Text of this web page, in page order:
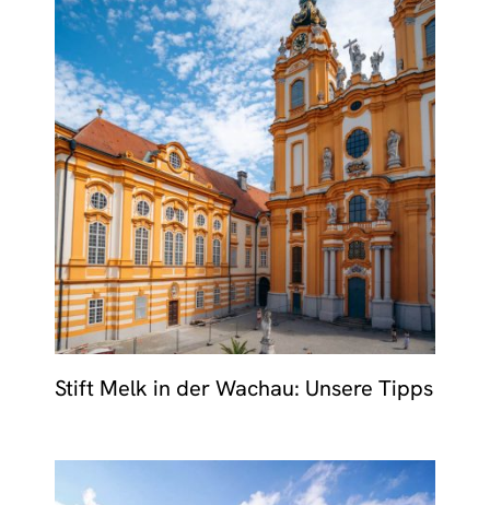
Stift Melk in der Wachau: Unsere Tipps